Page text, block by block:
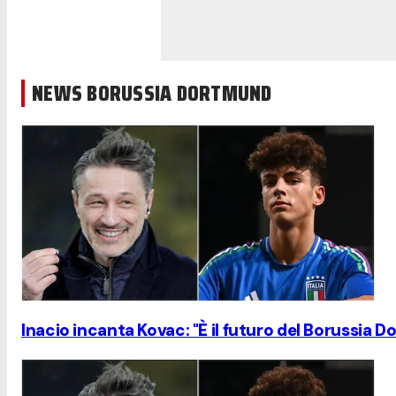
NEWS BORUSSIA DORTMUND
Inacio incanta Kovac: "È il futuro del Borussia